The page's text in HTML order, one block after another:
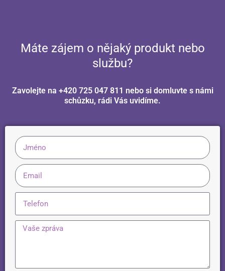
Máte zájem o nějaký produkt nebo
službu?
Zavolejte na +420 725 047 811 nebo si domluvte s námi
schůzku, rádi Vás uvidíme.